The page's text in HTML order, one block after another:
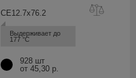
CE12.7x76.2
Выдерживает до
177 °С
928 шт
от 45,30 р.